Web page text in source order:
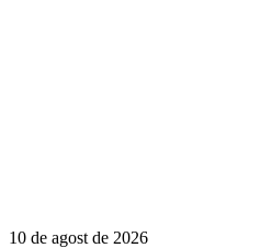
10 de agost de 2026